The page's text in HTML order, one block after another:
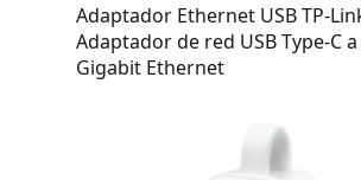
Adaptador Ethernet USB TP-
Adaptador de red USB Type-C a
Gigabit Ethernet